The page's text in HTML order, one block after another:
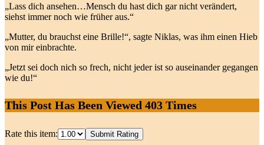
„Lass dich ansehen…Mensch du hast dich gar nicht verändert,
siehst immer noch wie früher aus.“
„Mutter, du brauchst eine Brille!“, sagte Niklas, was ihm einen Hieb
von mir einbrachte.
„Jetzt sei doch nich so frech, nicht jeder ist so auseinander gegangen
wie du!“
This Post Has Been Viewed 403 Times
Rate this item: Submit Rating